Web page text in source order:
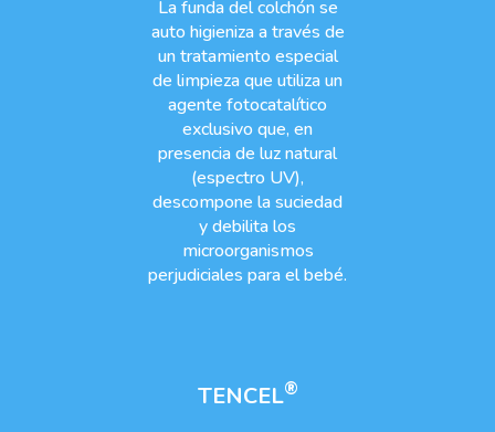
La funda del colchón se
auto higieniza a través de
un tratamiento especial
de limpieza que utiliza un
agente fotocatalítico
exclusivo que, en
presencia de luz natural
(espectro UV),
descompone la suciedad
y debilita los
microorganismos
perjudiciales para el bebé.
TENCEL®